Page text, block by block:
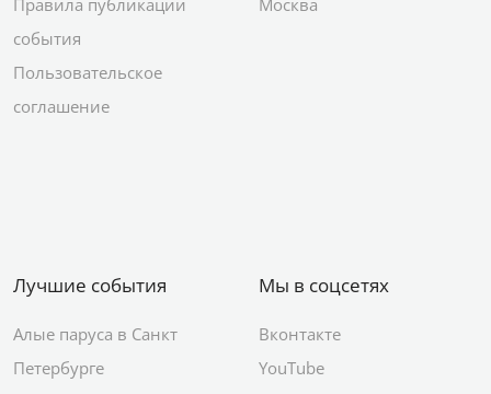
события
Пользовательское
соглашение
Лучшие события
Алые паруса в Санкт
Петербурге
Мы в соцсетях
Вконтакте
YouTube